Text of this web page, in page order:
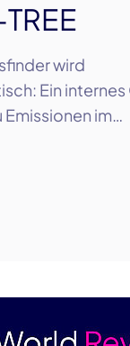
wird
Ein internes
im…